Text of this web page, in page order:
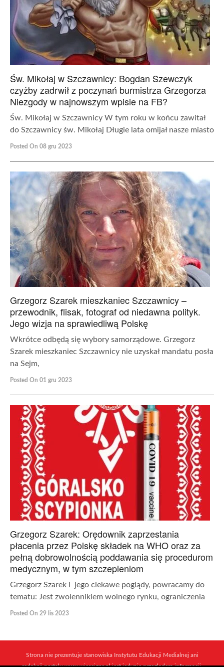
Św. Mikołaj w Szczawnicy: Bogdan Szewczyk
czyżby zadrwił z poczynań burmistrza Grzegorza
Niezgody w najnowszym wpisie na FB?
Św. Mikołaj w Szczawnicy W tym roku w końcu zawitał
do Szczawnicy św. Mikołaj Długie lata omijał nasze miasto
Posted On 08 gru 2023
Grzegorz Szarek mieszkaniec Szczawnicy –
przewodnik, flisak, fotograf od niedawna polityk.
Jego wizja na sprawiedliwą Polskę
Wkrótce odbędą się wybory samorządowe. Grzegorz
Szarek mieszkaniec Szczawnicy nie uzyskał mandatu posła
na Sejm,
Posted On 01 gru 2023
Grzegorz Szarek: Orędownik zaprzestania
płacenia przez Polskę składek na WHO oraz za
pełną dobrowolnością poddawania się procedurom
medycznym, w tym szczepieniom
Grzegorz Szarek i jego ciekawe poglądy, powracamy do
tematu: Jest zwolennikiem wolnego rynku, ograniczenia
Posted On 29 lis 2023
Strona nie prezentuje stanowiska Instytutu Edukacji Medialnej ani